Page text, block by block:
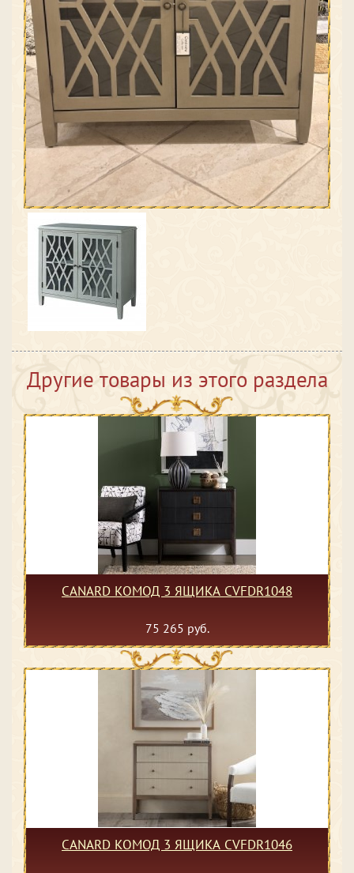
Другие товары из этого раздела
CANARD КОМОД 3 ЯЩИКА CVFDR1048
75 265 руб.
CANARD КОМОД 3 ЯЩИКА CVFDR1046